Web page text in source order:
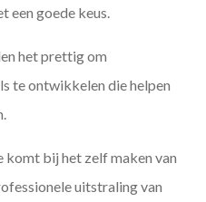
een goede keus.
het prettig om
te ontwikkelen die helpen
bij het zelf maken van
uitstraling van